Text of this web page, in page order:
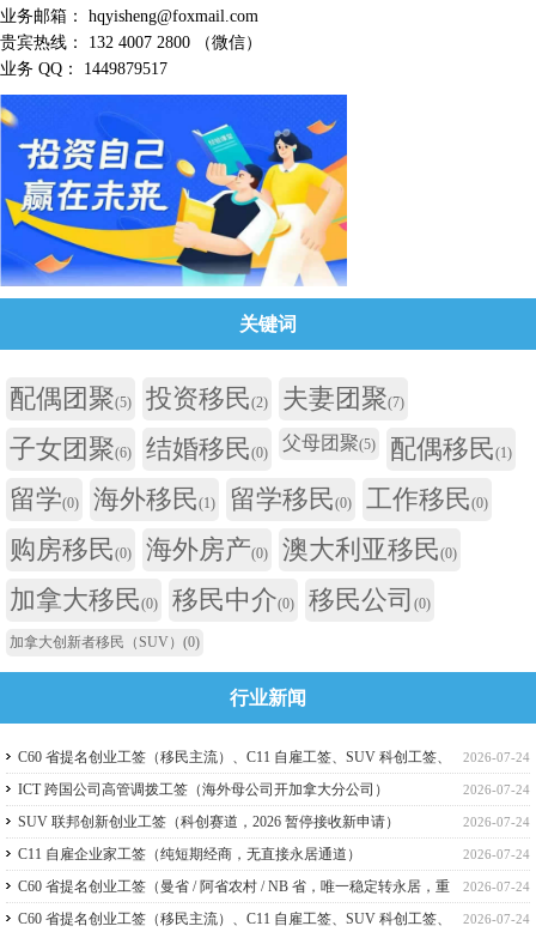
业务邮箱： hqyisheng@foxmail.com
贵宾热线： 132 4007 2800 （微信）
业务 QQ： 1449879517
关键词
配偶团聚(5) 投资移民(2) 夫妻团聚(7)
子女团聚(6) 结婚移民(0) 父母团聚(5) 配偶移民(1)
留学(0) 海外移民(1) 留学移民(0) 工作移民(0)
购房移民(0) 海外房产(0) 澳大利亚移民(0)
加拿大移民(0) 移民中介(0) 移民公司 (0)
加拿大创新者移民（SUV） (0)
行业新闻
2026-07-24
C60 省提名创业工签（移民主流）、C11 自雇工签、SUV 科创工签、
ICT 跨国高管工签比较
2026-07-24
ICT 跨国公司高管调拨工签（海外母公司开加拿大分公司）
2026-07-24
SUV 联邦创新创业工签（科创赛道，2026 暂停接收新申请）
2026-07-24
C11 自雇企业家工签（纯短期经商，无直接永居通道）
2026-07-24
C60 省提名创业工签（曼省 / 阿省农村 / NB 省，唯一稳定转永居，重
点）
2026-07-24
C60 省提名创业工签（移民主流）、C11 自雇工签、SUV 科创工签、